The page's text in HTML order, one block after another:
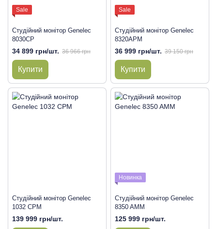
Sale
Студійний монітор Genelec
8030CP
34 899 грн/шт. 36 966 грн
Купити
Sale
Студійний монітор Genelec
8320APM
36 999 грн/шт. 39 150 грн
Купити
Студійний монітор Genelec
1032 CPM
139 999 грн/шт.
Новинка
Студійний монітор Genelec
8350 AMM
125 999 грн/шт.